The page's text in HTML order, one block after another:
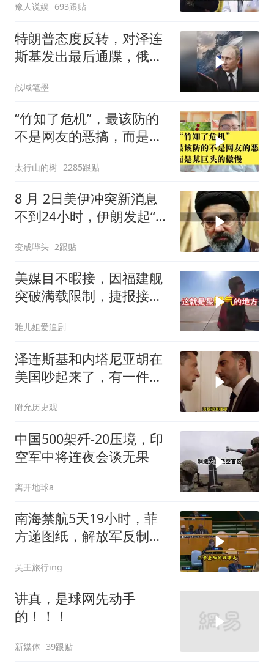
豫人说娱 693跟贴
特朗普态度反转，对泽连
斯基发出最后通牒，俄乌
战域笔墨
“竹知了危机”，最该防的
不是网友的恶搞，而是某
太行山的树 2285跟贴
8 月 2日美伊冲突新消息
不到24小时，伊朗发起“斩
变成哔头 2跟贴
美媒目不暇接，因福建舰
突破满载限制，捷报接连
雅儿姐爱追剧
泽连斯基和内塔尼亚胡在
美国吵起来了，有一件事
附允历史观
中国500架歼-20压境，印
空军中将连夜会谈无果
离开地球a
南海禁航5天19小时，菲
方递图纸，解放军反制组
吴王旅行ing
讲真，是球网先动手
的！！！
新媒体 39跟贴